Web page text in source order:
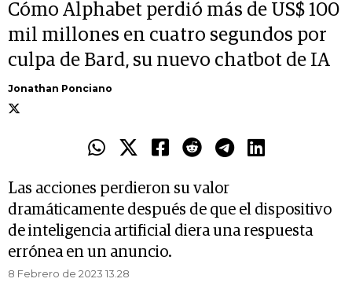
Cómo Alphabet perdió más de US$ 100
mil millones en cuatro segundos por
culpa de Bard, su nuevo chatbot de IA
Jonathan Ponciano
Las acciones perdieron su valor
dramáticamente después de que el dispositivo
de inteligencia artificial diera una respuesta
errónea en un anuncio.
8 Febrero de 2023 13.28